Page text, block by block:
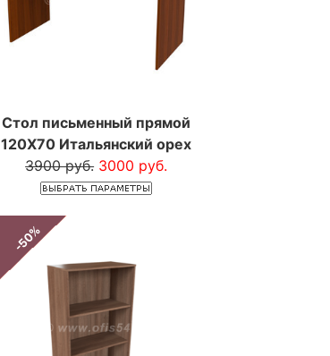
Стол письменный прямой
120Х70 Итальянский орех
3900 руб. 3000 руб.
-50%